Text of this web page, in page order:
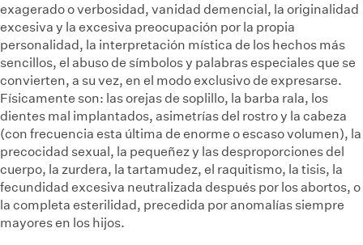
exagerado o verbosidad, vanidad demencial, la originalidad
excesiva y la excesiva preocupación por la propia
personalidad, la interpretación mística de los hechos más
sencillos, el abuso de símbolos y palabras especiales que se
convierten, a su vez, en el modo exclusivo de expresarse.
Físicamente son: las orejas de soplillo, la barba rala, los
dientes mal implantados, asimetrías del rostro y la cabeza
(con frecuencia esta última de enorme o escaso volumen), la
precocidad sexual, la pequeñez y las desproporciones del
cuerpo, la zurdera, la tartamudez, el raquitismo, la tisis, la
fecundidad excesiva neutralizada después por los abortos, o
la completa esterilidad, precedida por anomalías siempre
mayores en los hijos.